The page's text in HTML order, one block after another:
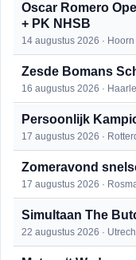
Oscar Romero
+ PK NHSB
14 augustus 2026 · Hoorn
Zesde Bomans
16 augustus 2026 ·
Persoonlijk
17 augustus 2026 ·
Zomeravond
17 augustus 2026 ·
Simultaan The
22 augustus 2026 ·